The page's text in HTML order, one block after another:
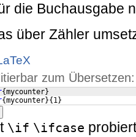
die Buchausgabe
über Zähler
zum Übersetzen:
{mycounter}
{mycounter}{ 1}
\if \ifcase